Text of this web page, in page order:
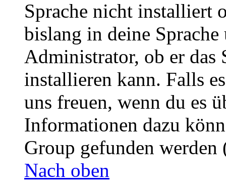
Sprache nicht installiert
bislang in deine
Administrator, ob er das
installieren kann. Falls
uns freuen, wenn du es
Informationen dazu
Group gefunden
Nach oben